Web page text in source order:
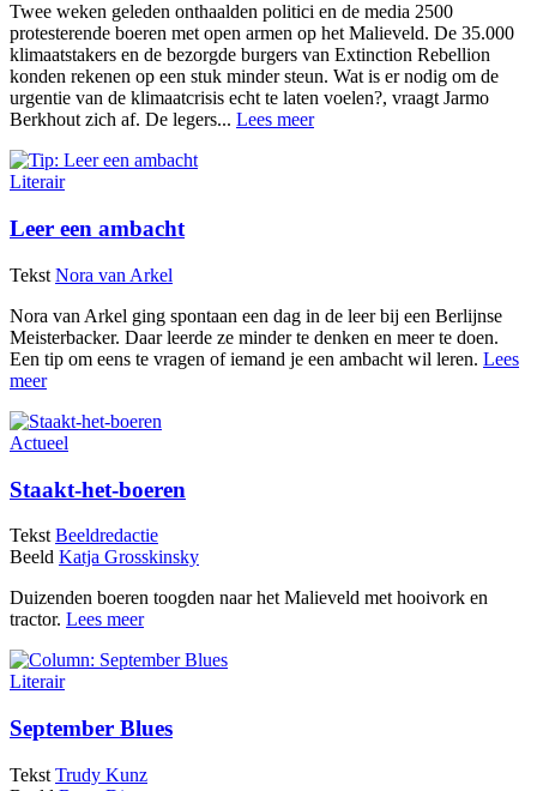
Twee weken geleden onthaalden politici en de media 2500
protesterende boeren met open armen op het Malieveld. De 35.000
klimaatstakers en de bezorgde burgers van Extinction Rebellion
konden rekenen op een stuk minder steun. Wat is er nodig om de
urgentie van de klimaatcrisis echt te laten voelen?, vraagt Jarmo
Berkhout zich af. De legers... Lees meer
Literair
Leer een ambacht
Tekst Nora van Arkel
Nora van Arkel ging spontaan een dag in de leer bij een Berlijnse
Meisterbacker. Daar leerde ze minder te denken en meer te doen.
Een tip om eens te vragen of iemand je een ambacht wil leren. Lees
meer
Actueel
Staakt-het-boeren
Tekst Beeldredactie
Beeld Katja Grosskinsky
Duizenden boeren toogden naar het Malieveld met hooivork en
tractor. Lees meer
Literair
September Blues
Tekst Trudy Kunz